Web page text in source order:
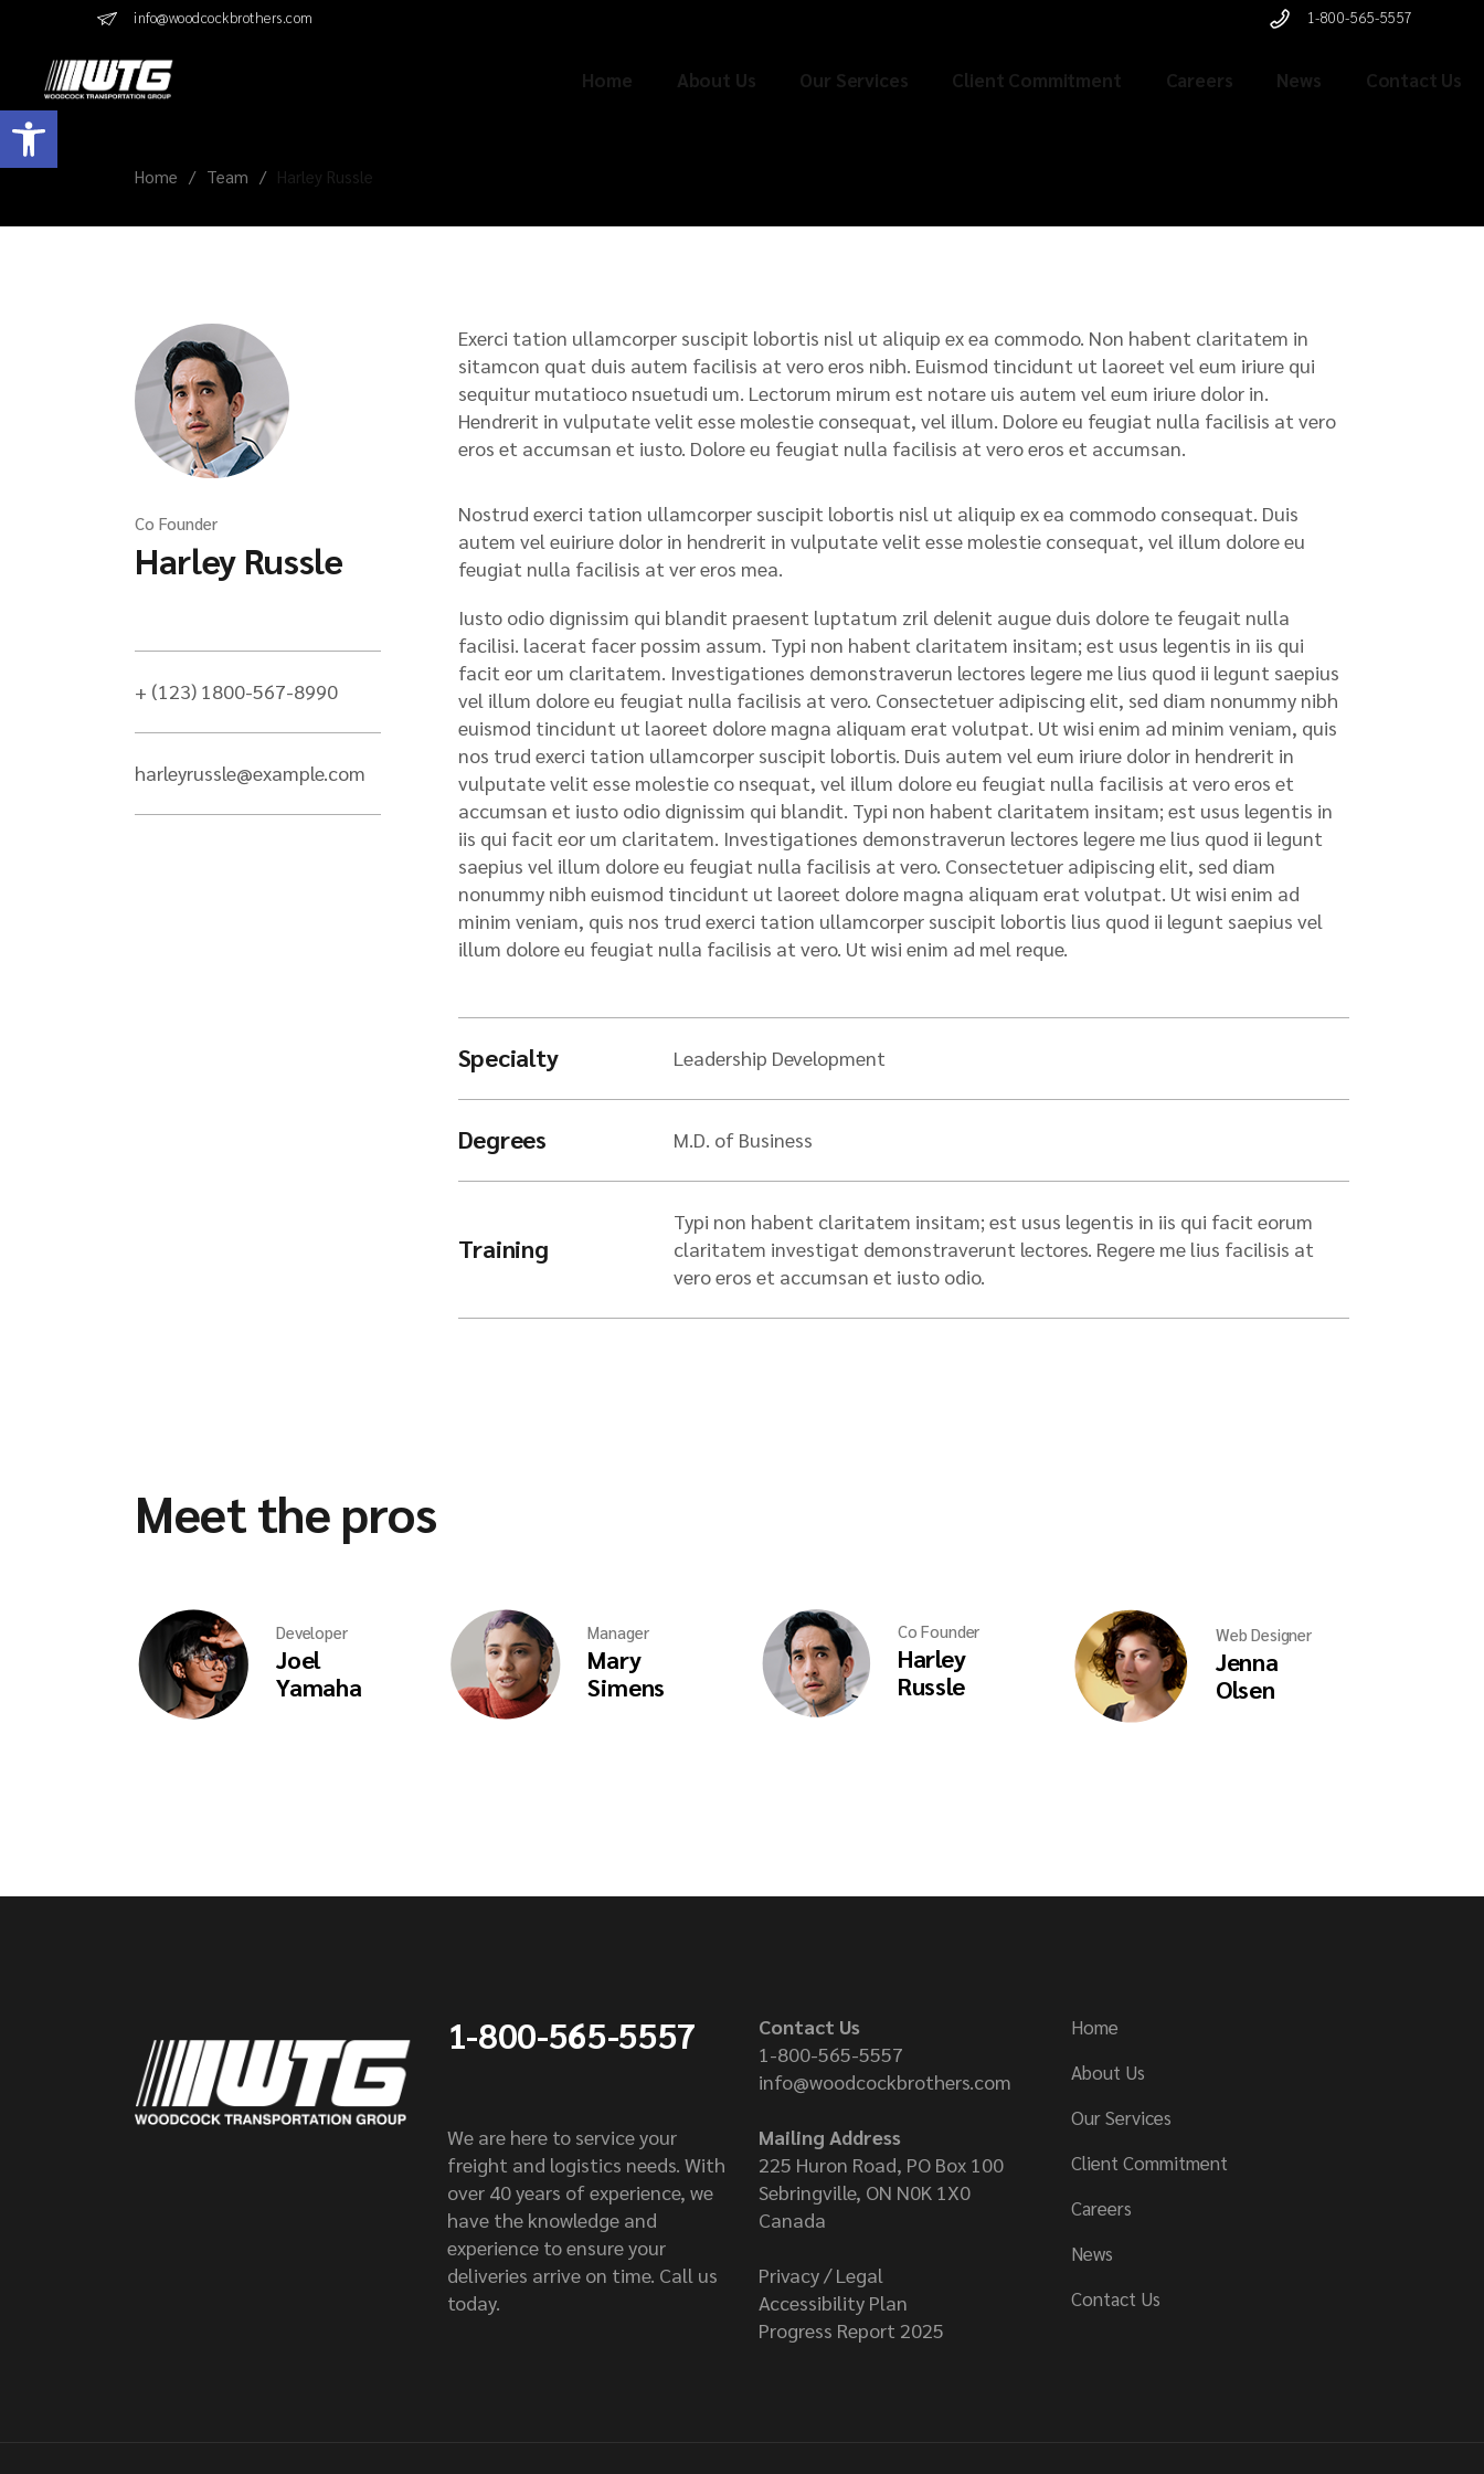
Open toolbar
info@woodcockbrothers.com 1-800-565-5557
Home About Us Our Services Client Commitment Careers News Contact Us
Home Team Harley Russle
Co Founder
Harley Russle
+ (123) 1800-567-8990
harleyrussle@example.com
Exerci tation ullamcorper suscipit lobortis nisl ut aliquip ex ea commodo. Non habent claritatem in
sitamcon quat duis autem facilisis at vero eros nibh. Euismod tincidunt ut laoreet vel eum iriure qui
sequitur mutatioco nsuetudi um. Lectorum mirum est notare uis autem vel eum iriure dolor in.
Hendrerit in vulputate velit esse molestie consequat, vel illum. Dolore eu feugiat nulla facilisis at vero
eros et accumsan et iusto. Dolore eu feugiat nulla facilisis at vero eros et accumsan.
Nostrud exerci tation ullamcorper suscipit lobortis nisl ut aliquip ex ea commodo consequat. Duis
autem vel euiriure dolor in hendrerit in vulputate velit esse molestie consequat, vel illum dolore eu
feugiat nulla facilisis at ver eros mea.
Iusto odio dignissim qui blandit praesent luptatum zril delenit augue duis dolore te feugait nulla
facilisi. lacerat facer possim assum. Typi non habent claritatem insitam; est usus legentis in iis qui
facit eor um claritatem. Investigationes demonstraverun lectores legere me lius quod ii legunt saepius
vel illum dolore eu feugiat nulla facilisis at vero. Consectetuer adipiscing elit, sed diam nonummy nibh
euismod tincidunt ut laoreet dolore magna aliquam erat volutpat. Ut wisi enim ad minim veniam, quis
nos trud exerci tation ullamcorper suscipit lobortis. Duis autem vel eum iriure dolor in hendrerit in
vulputate velit esse molestie co nsequat, vel illum dolore eu feugiat nulla facilisis at vero eros et
accumsan et iusto odio dignissim qui blandit. Typi non habent claritatem insitam; est usus legentis in
iis qui facit eor um claritatem. Investigationes demonstraverun lectores legere me lius quod ii legunt
saepius vel illum dolore eu feugiat nulla facilisis at vero. Consectetuer adipiscing elit, sed diam
nonummy nibh euismod tincidunt ut laoreet dolore magna aliquam erat volutpat. Ut wisi enim ad
minim veniam, quis nos trud exerci tation ullamcorper suscipit lobortis lius quod ii legunt saepius vel
illum dolore eu feugiat nulla facilisis at vero. Ut wisi enim ad mel reque.
Specialty Leadership Development
Degrees M.D. of Business
Training
Typi non habent claritatem insitam; est usus legentis in iis qui facit eorum
claritatem investigat demonstraverunt lectores. Regere me lius facilisis at
vero eros et accumsan et iusto odio.
Meet the pros
Developer
Joel
Yamaha
Manager
Mary
Simens
Co Founder
Harley
Russle
Web Designer
Jenna
Olsen
1-800-565-5557
We are here to service your
freight and logistics needs. With
over 40 years of experience, we
have the knowledge and
experience to ensure your
deliveries arrive on time. Call us
today.
Contact Us
1-800-565-5557
info@woodcockbrothers.com
Mailing Address
225 Huron Road, PO Box 100
Sebringville, ON N0K 1X0
Canada
Privacy / Legal
Accessibility Plan
Progress Report 2025
Home
About Us
Our Services
Client Commitment
Careers
News
Contact Us